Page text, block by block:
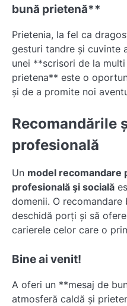
bună prietenă**
Prietenia, la fel ca
gesturi tandre și cuvinte
unei **scrisori de la
prietena** este o
și de a promite noi
Recomandările
profesională
Un model recomandare
profesională şi socială
domenii. O recomandare
deschidă porți și să
carierele celor care o
Bine ai venit!
A oferi un **mesaj de
atmosferă caldă și